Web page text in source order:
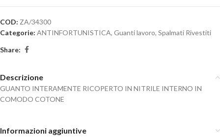
COD: ZA/34300
Categorie: ANTINFORTUNISTICA, Guanti lavoro, Spalmati Rivestiti
Share:
Descrizione
GUANTO INTERAMENTE RICOPERTO IN NITRILE INTERNO IN
COMODO COTONE
Informazioni aggiuntive